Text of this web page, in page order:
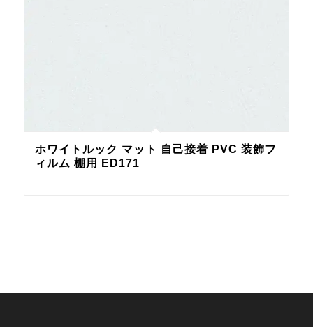
ホワイトルック マット 自己接着 PVC 装飾フ
ィルム 棚用 ED171